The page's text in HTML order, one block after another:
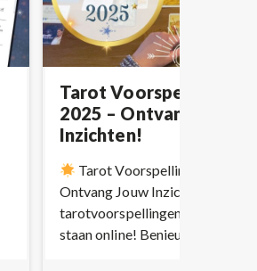
Tarot Voorspellingen
2025 – Ontvang Jouw
Inzichten!
Tarot Voorspellingen Maart
Ontvang Jouw Inzichten!
tarotvoorspellingen voor maart
staan online! Benieuwd...